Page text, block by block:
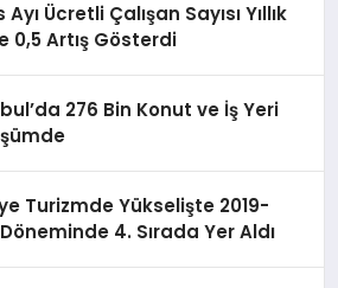
Ayı Ücretli Çalışan Sayısı Yıllık
0,5 Artış Gösterdi
276 Bin Konut ve İş Yeri
Turizmde Yükselişte 2019-
4. Sırada Yer Aldı